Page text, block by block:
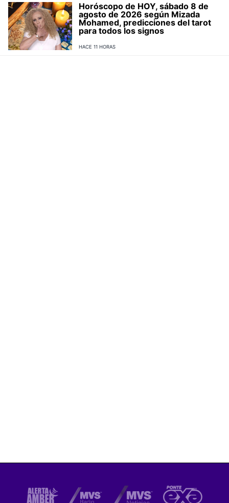
Horóscopo de HOY, sábado 8 de
agosto de 2026 según Mizada
Mohamed, predicciones del tarot
para todos los signos
HACE 11 HORAS